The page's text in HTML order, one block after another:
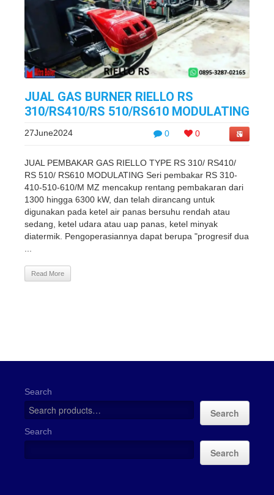
JUAL GAS BURNER RIELLO RS
310/RS410/RS 510/RS610 MODULATING
0 0
27June2024
JUAL PEMBAKAR GAS RIELLO TYPE RS 310/ RS410/
RS 510/ RS610 MODULATING Seri pembakar RS 310-
410-510-610/M MZ mencakup rentang pembakaran dari
1300 hingga 6300 kW, dan telah dirancang untuk
digunakan pada ketel air panas bersuhu rendah atau
sedang, ketel udara atau uap panas, ketel minyak
diatermik. Pengoperasiannya dapat berupa "progresif dua
Read More
Search
Search
Search
Search